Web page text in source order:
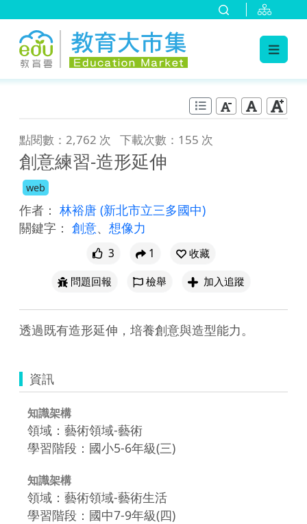
點閱數：2,762 次 下載次數：155 次
創意練習-造形延伸
web
作者： 林裕唐 (新北市立三多國中)
關鍵字： 創意、 想像力
3 1
收藏
問題回報
檢舉 加入追蹤
透過既有造形延伸，培養創意與造型能力。
資訊
知識架構
領域：藝術領域-藝術
學習階段：國小5-6年級(三)
知識架構
領域：藝術領域-藝術生活
學習階段：國中7-9年級(四)